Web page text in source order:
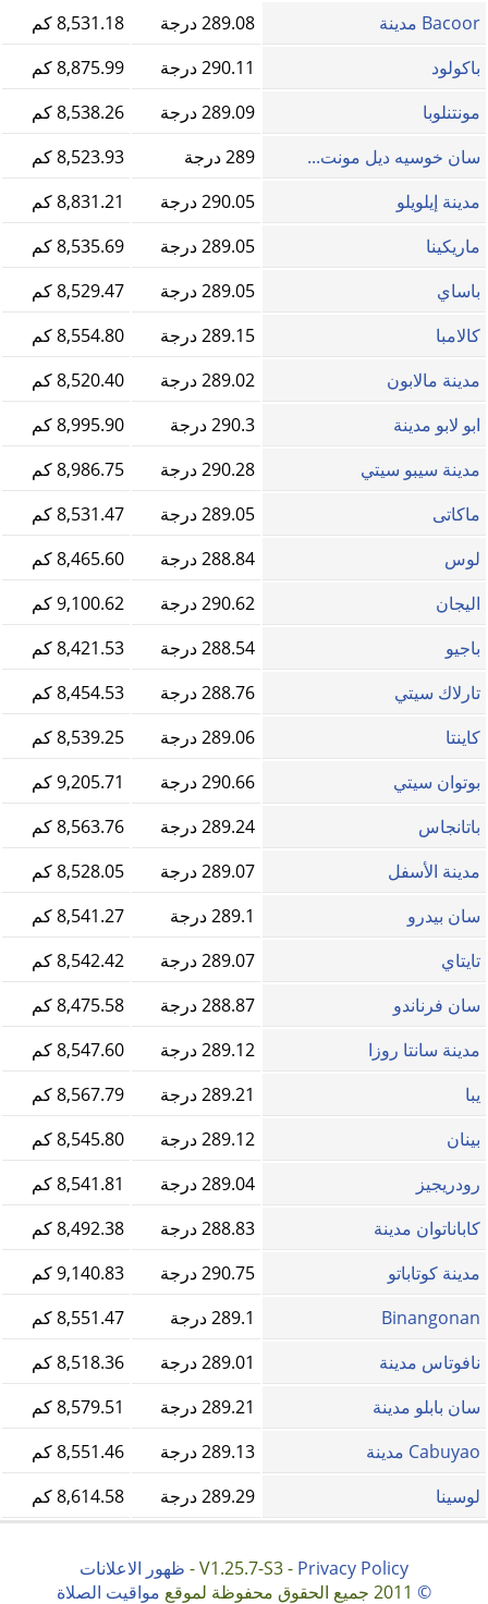
Bacoor مدينة
289.08 درجة
8,531.18 كم
باكولود
290.11 درجة
8,875.99 كم
مونتنلوبا
289.09 درجة
8,538.26 كم
سان خوسيه ديل مونت...
289 درجة
8,523.93 كم
مدينة إيلويلو
290.05 درجة
8,831.21 كم
ماريكينا
289.05 درجة
8,535.69 كم
باساي
289.05 درجة
8,529.47 كم
كالامبا
289.15 درجة
8,554.80 كم
مدينة مالابون
289.02 درجة
8,520.40 كم
ابو لابو مدينة
290.3 درجة
8,995.90 كم
مدينة سيبو سيتي
290.28 درجة
8,986.75 كم
ماكاتى
289.05 درجة
8,531.47 كم
لوس
288.84 درجة
8,465.60 كم
اليجان
290.62 درجة
9,100.62 كم
باجيو
288.54 درجة
8,421.53 كم
تارلاك سيتي
288.76 درجة
8,454.53 كم
كاينتا
289.06 درجة
8,539.25 كم
بوتوان سيتي
290.66 درجة
9,205.71 كم
باتانجاس
289.24 درجة
8,563.76 كم
مدينة الأسفل
289.07 درجة
8,528.05 كم
سان بيدرو
289.1 درجة
8,541.27 كم
تايتاي
289.07 درجة
8,542.42 كم
سان فرناندو
288.87 درجة
8,475.58 كم
مدينة سانتا روزا
289.12 درجة
8,547.60 كم
يبا
289.21 درجة
8,567.79 كم
بينان
289.12 درجة
8,545.80 كم
رودريجيز
289.04 درجة
8,541.81 كم
كاباناتوان مدينة
288.83 درجة
8,492.38 كم
مدينة كوتاباتو
290.75 درجة
9,140.83 كم
Binangonan
289.1 درجة
8,551.47 كم
نافوتاس مدينة
289.01 درجة
8,518.36 كم
سان بابلو مدينة
289.21 درجة
8,579.51 كم
Cabuyao مدينة
289.13 درجة
8,551.46 كم
لوسينا
289.29 درجة 8,614.58 كم
V1.25.7-S3 - Privacy Policy
- ظهور الاعلانات
©
مواقيت الصلاة